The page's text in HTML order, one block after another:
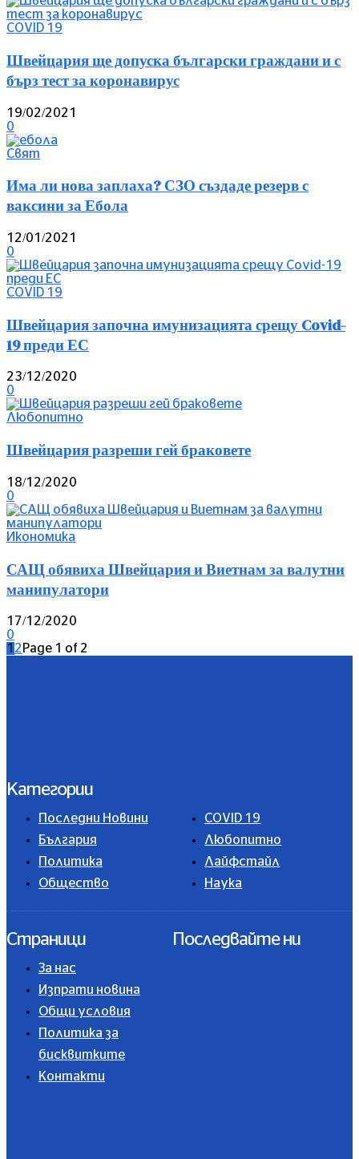
COVID 19
Швейцария ще допуска български граждани и с
бърз тест за коронавирус
19/02/2021
0
Свят
Има ли нова заплаха? СЗО създаде резерв с
ваксини за Ебола
12/01/2021
0
COVID 19
Швейцария започна имунизацията срещу Covid-
19 преди ЕС
23/12/2020
0
Любопитно
Швейцария разреши гей браковете
18/12/2020
0
Икономика
САЩ обявиха Швейцария и Виетнам за валутни
манипулатори
17/12/2020
0
1 2 Page 1 of 2
Категории
Последни Новини
България
Политика
Общество
COVID 19
Любопитно
Лайфстайл
Наука
Страници
За нас
Изпрати новина
Общи условия
Политика за
бисквитките
Контакти
Последвайте ни